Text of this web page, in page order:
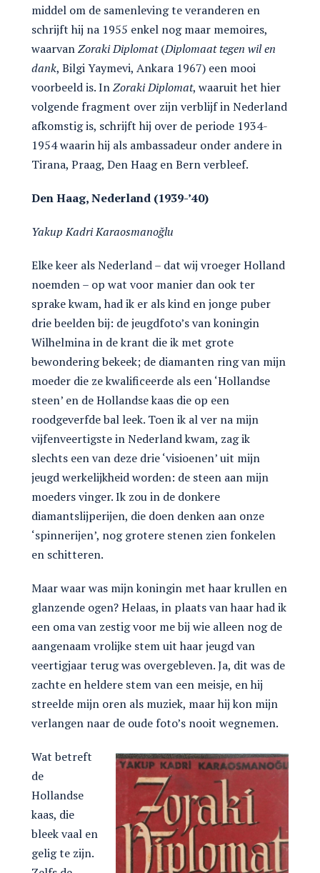
middel om de samenleving te veranderen en
schrijft hij na 1955 enkel nog maar memoires,
waarvanZoraki Diplomat(Diplomaat tegen wil en
dank, Bilgi Yaymevi, Ankara 1967) een mooi
voorbeeld is. InZoraki Diplomat, waaruit het hier
volgende fragment over zijn verblijf in Nederland
afkomstig is, schrijft hij over de periode 1934-
1954 waarin hij als ambassadeur onder andere in
Tirana, Praag, Den Haag en Bern verbleef.
Den Haag, Nederland (1939-’40)
Yakup Kadri Karaosmanoğlu
Elke keer als Nederland – dat wij vroeger Holland
noemden – op wat voor manier dan ook ter
sprake kwam, had ik er als kind en jonge puber
drie beelden bij: de jeugdfoto’s van koningin
Wilhelmina in de krant die ik met grote
bewondering bekeek; de diamanten ring van mijn
moeder die ze kwalificeerde als een ‘Hollandse
steen’ en de Hollandse kaas die op een
roodgeverfde bal leek. Toen ik al ver na mijn
vijfenveertigste in Nederland kwam, zag ik
slechts een van deze drie ‘visioenen’ uit mijn
jeugd werkelijkheid worden: de steen aan mijn
moeders vinger. Ik zou in de donkere
diamantslijperijen, die doen denken aan onze
‘spinnerijen’, nog grotere stenen zien fonkelen
en schitteren.
Maar waar was mijn koningin met haar krullen en
glanzende ogen? Helaas, in plaats van haar had ik
een oma van zestig voor me bij wie alleen nog de
aangenaam vrolijke stem uit haar jeugd van
veertigjaar terug was overgebleven. Ja, dit was de
zachte en heldere stem van een meisje, en hij
streelde mijn oren als muziek, maar hij kon mijn
verlangen naar de oude foto’s nooit wegnemen.
Wat betreft
de
Hollandse
kaas, die
bleek vaal en
gelig te zijn.